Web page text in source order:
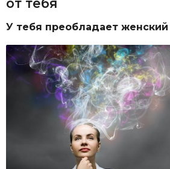
от тебя
У тебя преобладает